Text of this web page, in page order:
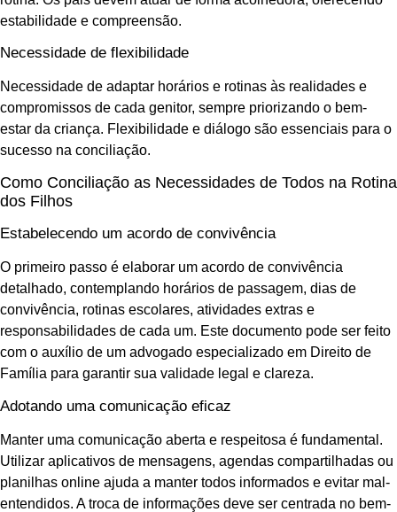
estabilidade e compreensão.
Necessidade de flexibilidade
Necessidade de adaptar horários e rotinas às realidades e
compromissos de cada genitor, sempre priorizando o bem-
estar da criança. Flexibilidade e diálogo são essenciais para o
sucesso na conciliação.
Como Conciliação as Necessidades de Todos na Rotina
dos Filhos
Estabelecendo um acordo de convivência
O primeiro passo é elaborar um acordo de convivência
detalhado, contemplando horários de passagem, dias de
convivência, rotinas escolares, atividades extras e
responsabilidades de cada um. Este documento pode ser feito
com o auxílio de um advogado especializado em Direito de
Família para garantir sua validade legal e clareza.
Adotando uma comunicação eficaz
Manter uma comunicação aberta e respeitosa é fundamental.
Utilizar aplicativos de mensagens, agendas compartilhadas ou
planilhas online ajuda a manter todos informados e evitar mal-
entendidos. A troca de informações deve ser centrada no bem-